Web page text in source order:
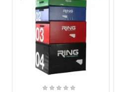
★ ★ ★ ★ ★